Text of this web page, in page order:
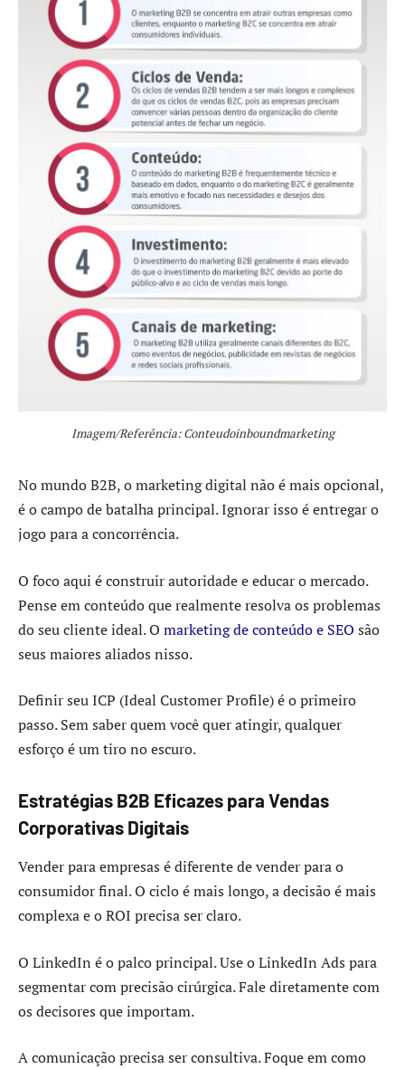
Imagem/Referência: Conteudoinboundmarketing
No mundo B2B, o marketing digital não é mais opcional,
é o campo de batalha principal. Ignorar isso é entregar o
jogo para a concorrência.
O foco aqui é construir autoridade e educar o mercado.
Pense em conteúdo que realmente resolva os problemas
do seu cliente ideal. O marketing de conteúdo e SEO são
seus maiores aliados nisso.
Definir seu ICP (Ideal Customer Profile) é o primeiro
passo. Sem saber quem você quer atingir, qualquer
esforço é um tiro no escuro.
Estratégias B2B Eficazes para Vendas
Corporativas Digitais
Vender para empresas é diferente de vender para o
consumidor final. O ciclo é mais longo, a decisão é mais
complexa e o ROI precisa ser claro.
O LinkedIn é o palco principal. Use o LinkedIn Ads para
segmentar com precisão cirúrgica. Fale diretamente com
os decisores que importam.
A comunicação precisa ser consultiva. Foque em como